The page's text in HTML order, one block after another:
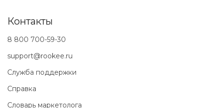
Контакты
8 800 700-59-30
support@rookee.ru
Служба поддержки
Справка
Словарь маркетолога